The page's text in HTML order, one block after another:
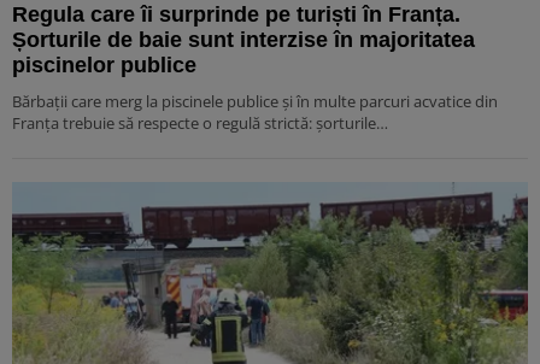
Regula care îi surprinde pe turiști în Franța.
Șorturile de baie sunt interzise în majoritatea
piscinelor publice
Bărbații care merg la piscinele publice și în multe parcuri acvatice din
Franța trebuie să respecte o regulă strictă: șorturile…